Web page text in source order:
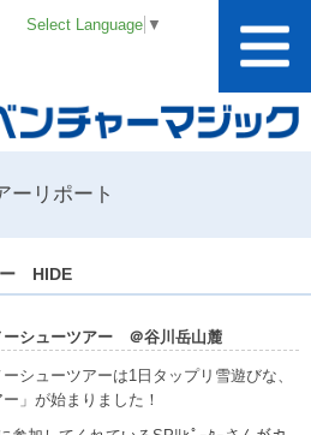
Select Language ▼
ーリポート
ー HIDE
ーシューツアー ＠谷川岳山麓
シューツアーは1日タップリ雪遊びな、
」が始まりました！